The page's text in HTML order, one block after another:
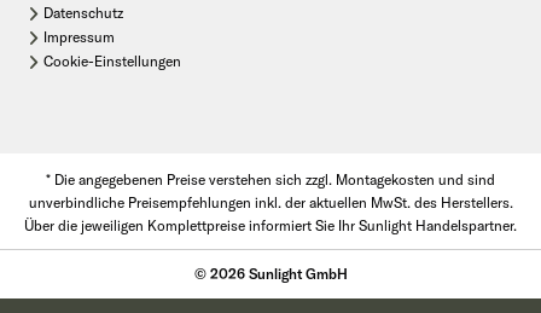
Datenschutz
Impressum
Cookie-Einstellungen
* Die angegebenen Preise verstehen sich zzgl. Montagekosten und sind
unverbindliche Preisempfehlungen inkl. der aktuellen MwSt. des Herstellers.
Über die jeweiligen Komplettpreise informiert Sie Ihr Sunlight Handelspartner.
© 2026 Sunlight GmbH